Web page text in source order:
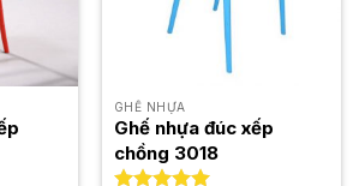
thể
được
chọn
trên
GHẾ NHỰA
Ghế nhựa đúc xếp
chồng 3018